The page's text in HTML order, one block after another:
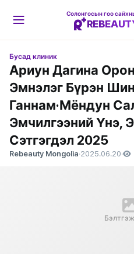
Бусад клиник
Ариун Дагина
Эмнэлэг Бүрэн
Ганнам·Мёндун
Эмчилгээний Үнэ,
Сэтгэгдэл 2025
Rebeauty Mongolia·2025.06.20·